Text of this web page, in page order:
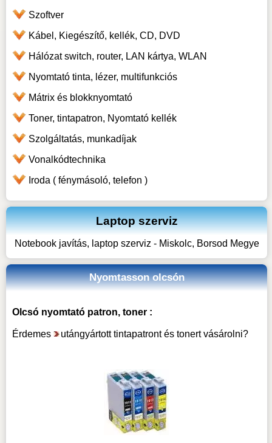
Szoftver
Kábel, Kiegészítő, kellék, CD, DVD
Hálózat switch, router, LAN kártya, WLAN
Nyomtató tinta, lézer, multifunkciós
Mátrix és blokknyomtató
Toner, tintapatron, Nyomtató kellék
Szolgáltatás, munkadíjak
Vonalkódtechnika
Iroda ( fénymásoló, telefon )
Laptop szerviz
Notebook javítás, laptop szerviz - Miskolc, Borsod Megye
Nyomtasson olcsón
Olcsó nyomtató patron, toner :
Érdemes utángyártott tintapatront és tonert vásárolni?